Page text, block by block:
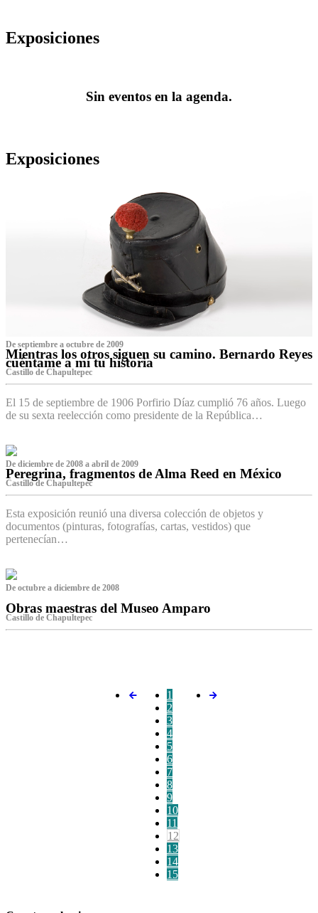
Exposiciones
Sin eventos en la agenda.
Exposiciones
De septiembre a octubre de 2009
Mientras los otros siguen su camino. Bernardo Reyes
cuéntame a mí tu historia
Castillo de Chapultepec
El 15 de septiembre de 1906 Porfirio Díaz cumplió 76 años. Luego
de su sexta reelección como presidente de la República…
De diciembre de 2008 a abril de 2009
Peregrina, fragmentos de Alma Reed en México
Castillo de Chapultepec
Esta exposición reunió una diversa colección de objetos y
documentos (pinturas, fotografías, cartas, vestidos) que
pertenecían…
De octubre a diciembre de 2008
Obras maestras del Museo Amparo
Castillo de Chapultepec
1
2
3
4
5
6
7
8
9
10
11
12
13
14
15